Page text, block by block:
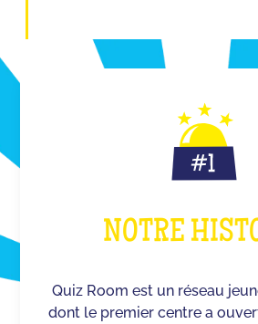
NOTRE
Quiz Room est un réseau
dont le premier centre a